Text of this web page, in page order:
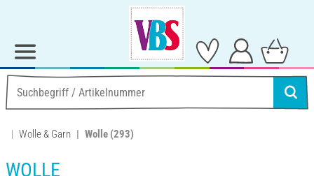
Wolle & Garn Wolle (293)
WOLLE